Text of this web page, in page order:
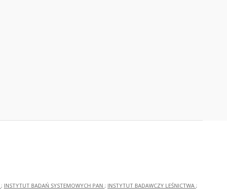
; INSTYTUT BADAŃ SYSTEMOWYCH PAN ; INSTYTUT BADAWCZY LEŚNICTWA ;